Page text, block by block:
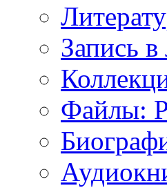
Запись
Файлы: